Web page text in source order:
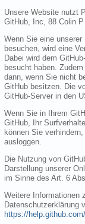
Unsere Website nutzt
GitHub, Inc, 88 Colin
Wenn Sie eine
besuchen, wird eine
Dabei wird dem
besucht haben.
dann, wenn Sie nicht
GitHub besitzen. Die
GitHub-Server in den
Wenn Sie in Ihrem
GitHub, Ihr
können Sie
ausloggen.
Die Nutzung von
Darstellung unserer
im Sinne des Art. 6
Weitere Informationen
Datenschutzerklärung
https://